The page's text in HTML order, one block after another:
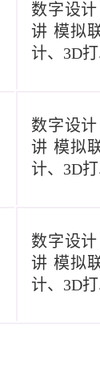
数字设计
讲 模拟
计、 3D
数字设计
讲 模拟
计、 3D
数字设计
讲 模拟
计、 3D